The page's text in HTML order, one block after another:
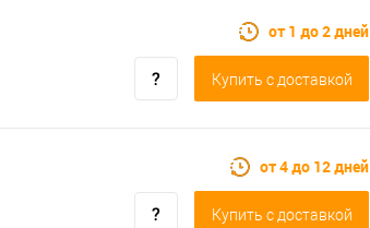
от 1 до 2 дней
Купить c доставкой
от 4 до 12 дней
Купить c доставкой